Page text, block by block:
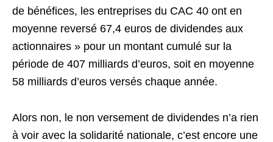
de bénéfices, les entreprises du CAC 40 ont en
moyenne reversé 67,4 euros de dividendes aux
actionnaires » pour un montant cumulé sur la
période de 407 milliards d’euros, soit en moyenne
58 milliards d’euros versés chaque année.
Alors non, le non versement de dividendes n’a rien
à voir avec la solidarité nationale, c’est encore une